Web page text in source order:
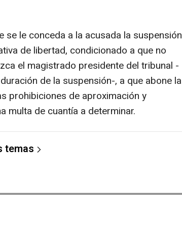
se le conceda a la acusada la suspensión
de libertad, condicionado a que no
el magistrado presidente del tribunal -
de la suspensión-, a que abone la
prohibiciones de aproximación y
multa de cuantía a determinar.
temas